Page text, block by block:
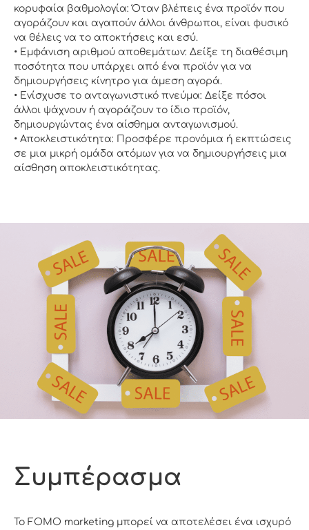
κορυφαία βαθμολογία: Όταν βλέπεις ένα προϊόν που
αγοράζουν και αγαπούν άλλοι άνθρωποι, είναι φυσικό
να θέλεις να το αποκτήσεις και εσύ.
• Εμφάνιση αριθμού αποθεμάτων: Δείξε τη διαθέσιμη
ποσότητα που υπάρχει από ένα προϊόν για να
δημιουργήσεις κίνητρο για άμεση αγορά.
• Ενίσχυσε το ανταγωνιστικό πνεύμα: Δείξε πόσοι
άλλοι ψάχνουν ή αγοράζουν το ίδιο προϊόν,
δημιουργώντας ένα αίσθημα ανταγωνισμού.
• Αποκλειστικότητα: Προσφέρε προνόμια ή εκπτώσεις
σε μια μικρή ομάδα ατόμων για να δημιουργήσεις μια
αίσθηση αποκλειστικότητας.
Συμπέρασμα
Το FOMO marketing μπορεί να αποτελέσει ένα ισχυρό